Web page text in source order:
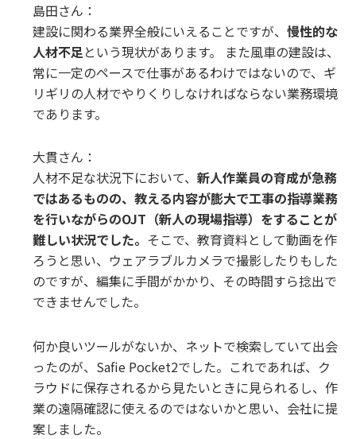
島田さん：
建設に関わる業界全般にいえることですが、 慢性的な
人材不足という現状があります。 また風車の建設は、
常に一定のペースで仕事があるわけではないので、ギ
リギリの人材でやりくりしなければならない業務環境
であります。
大貫さん：
人材不足な状況下において、 新人作業員の育成が急務
ではあるものの、教える内容が膨大で工事の指導業務
を行いながらのOJT（新人の現場指導）をすることが
難しい状況でした。 そこで、教育資料として動画を作
ろうと思い、ウェアラブルカメラで撮影したりもした
のですが、編集に手間がかかり、その時間すら捻出で
できませんでした。
何か良いツールがないか、ネットで検索していて出会
ったのが、Safie Pocket2でした。これであれば、ク
ラウドに保存されるから見たいときに見られるし、作
業の遠隔確認に使えるのではないかと思い、会社に提
案しました。